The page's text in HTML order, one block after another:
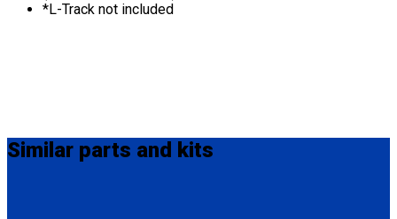
*L-Track not included
Similar parts and kits